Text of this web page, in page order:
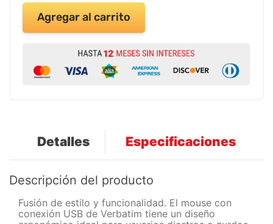
Agregar al carrito
Detalles Especificaciones
Descripción del producto
Fusión de estilo y funcionalidad. El mouse con
conexión USB de Verbatim tiene un diseño